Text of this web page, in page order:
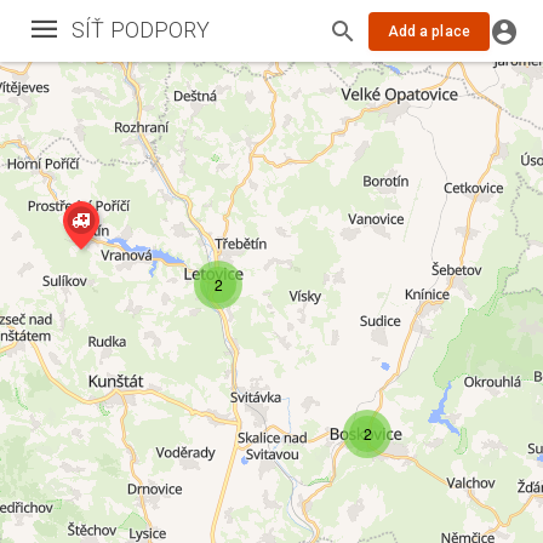
SÍŤ PODPORY Add a place
2
2